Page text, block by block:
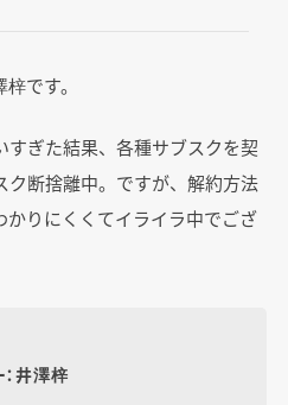
です。
すぎた結果、各種サブスクを契
断捨離中。ですが、解約方法
りにくくてイライラ中でござ
井澤梓